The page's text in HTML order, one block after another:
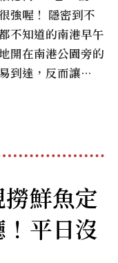
強喔！ 隱密到不
不知道的南港早午
開在南港公園旁的
到達，反而讓…
鮮魚定
平日沒